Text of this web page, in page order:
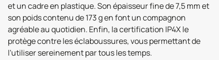
et un cadre en plastique. Son épaisseur fine de 7,5 mm et
son poids contenu de 173 g en font un compagnon
agréable au quotidien. Enfin, la certification IP4X le
protège contre les éclaboussures, vous permettant de
l'utiliser sereinement par tous les temps.